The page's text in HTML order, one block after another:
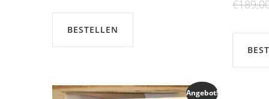
€259,00
BESTELLEN
€
Angebot!